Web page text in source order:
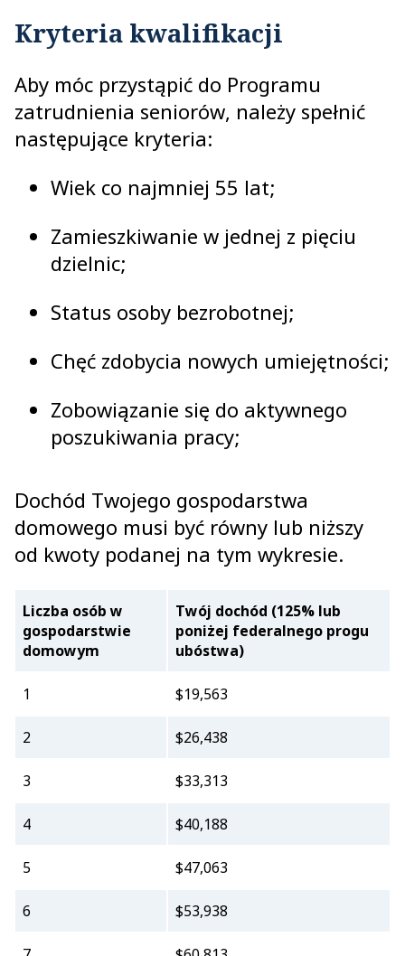
Kryteria kwalifikacji
Aby móc przystąpić do Programu
zatrudnienia seniorów, należy spełnić
następujące kryteria:
Wiek co najmniej 55 lat;
Zamieszkiwanie w jednej z pięciu
dzielnic;
Status osoby bezrobotnej;
Chęć zdobycia nowych umiejętności;
Zobowiązanie się do aktywnego
poszukiwania pracy;
Dochód Twojego gospodarstwa
domowego musi być równy lub niższy
od kwoty podanej na tym wykresie.
Liczba osób w
gospodarstwie
domowym
Twój dochód (125% lub
poniżej federalnego progu
ubóstwa)
1 $19,563
2 $26,438
3 $33,313
4 $40,188
5 $47,063
6 $53,938